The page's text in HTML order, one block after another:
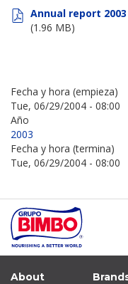
Annual report 2003
(1.96 MB)
Fecha y hora (empieza)
Tue, 06/29/2004 - 08:00
Año
2003
Fecha y hora (termina)
Tue, 06/29/2004 - 08:00
About